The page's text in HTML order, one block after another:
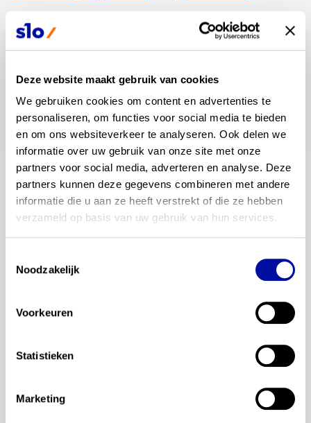
Deze website maakt gebruik van cookies
We gebruiken cookies om content en advertenties te
personaliseren, om functies voor social media te bieden
en om ons websiteverkeer te analyseren. Ook delen we
informatie over uw gebruik van onze site met onze
partners voor social media, adverteren en analyse. Deze
partners kunnen deze gegevens combineren met andere
informatie die u aan ze heeft verstrekt of die ze hebben
verzameld op basis van uw gebruik van hun services.
Noodzakelijk
Voorkeuren
Statistieken
Marketing
wil je dit delen?
blijf op de hoogte
automatische updates. Je ontvangt dan een e-mail